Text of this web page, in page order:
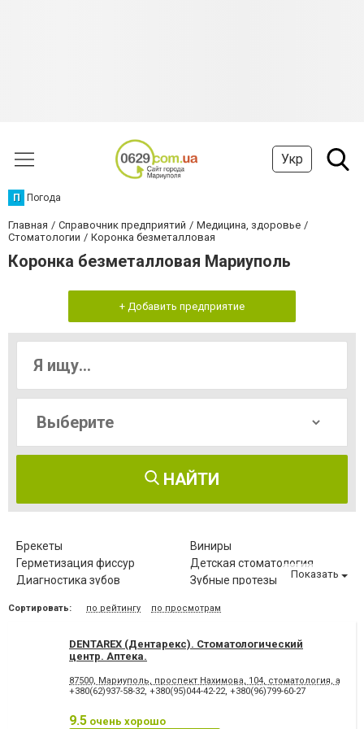
Укр
П Погода
Главная Справочник предприятий
Медицина, здоровье
Стоматологии
Коронка безметалловая
Коронка безметалловая Мариуполь
+ Добавить предприятие
НАЙТИ
Брекеты
Виниры
Герметизация фиссур
Детская стоматология
Диагностика зубов
Зубные протезы
Клиновидный дефект зубов
Компьютерная томография
Коронка безметалловая
Коронка
цельнокерамическая
Лазерное отбеливание
стоматологии
Показать
Сортировать: по рейтингу по просмотрам
DENTAREX (Дентарекс). Cтоматологический
центр. Аптeкa.
87500, Мариуполь, проспект Нахимова, 104, стоматология,
+380(62)937-58-32, +380(95)044-42-22, +380(96)799-60-27
9.5 очень хорошо